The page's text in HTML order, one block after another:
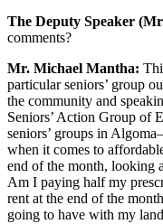
The Deputy Speaker
comments?
Mr. Michael Mantha:
particular seniors’ group
the community and
Seniors’ Action Group of
seniors’ groups in
when it comes to
end of the month, looking
Am I paying half my
rent at the end of the
going to have with my